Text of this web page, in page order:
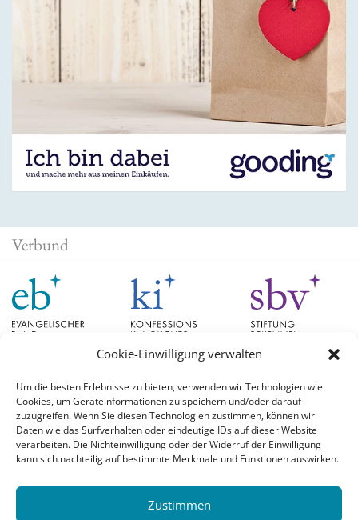
Cookie-Einwilligung verwalten
Um die besten Erlebnisse zu bieten, verwenden wir Technologien wie
Cookies, um Geräteinformationen zu speichern und/oder darauf
zuzugreifen. Wenn Sie diesen Technologien zustimmen, können wir
Daten wie das Surfverhalten oder eindeutige IDs auf dieser Website
verarbeiten. Die Nichteinwilligung oder der Widerruf der Einwilligung
kann sich nachteilig auf bestimmte Merkmale und Funktionen auswirken.
Zustimmen
Verbund
Schlagwörter
#aufgetischt Christian Schad Diskussion EB Bayern EB Hessen Evangelische
konfessionskundliches Institut